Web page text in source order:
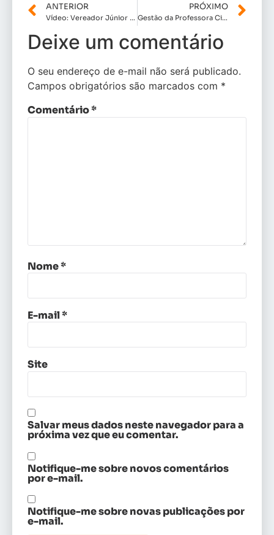
ANTERIOR
Vídeo: Vereador Júnior Nazaré solicita ao Governador Carlos Brandão um Restaurante Popular na Santa Clara.
PRÓXIMO
Gestão da Professora Cici tem aprovação impressionante em Conceição do Lago- Açu.
Deixe um comentário
O seu endereço de e-mail não será publicado.
Campos obrigatórios são marcados com *
Comentário*
Nome*
E-mail*
Site
Salvar meus dados neste navegador para a
próxima vez que eu comentar.
Notifique-me sobre novos comentários
por e-mail.
Notifique-me sobre novas publicações por
e-mail.